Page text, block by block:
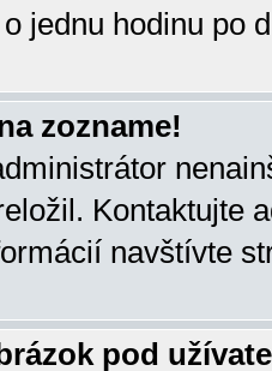
jednu hodinu po
zozname!
Kontaktujte
navštívte
pod